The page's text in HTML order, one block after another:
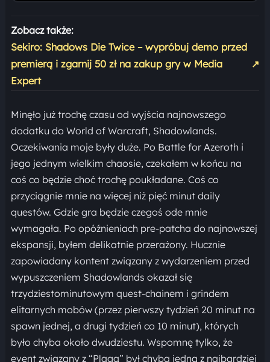
Zobacz także:
Sekiro: Shadows Die Twice – wypróbuj demo przed
premierą i zgarnij 50 zł na zakup gry w Media
Expert
↗
Minęło już trochę czasu od wyjścia najnowszego
dodatku do World of Warcraft, Shadowlands.
Oczekiwania moje były duże. Po Battle for Azeroth i
jego jednym wielkim chaosie, czekałem w końcu na
coś co będzie choć trochę poukładane. Coś co
przyciągnie mnie na więcej niż pięć minut daily
questów. Gdzie gra będzie czegoś ode mnie
wymagała. Po opóźnieniach pre-patcha do najnowszej
ekspansji, byłem delikatnie przerażony. Hucznie
zapowiadany kontent związany z wydarzeniem przed
wypuszczeniem Shadowlands okazał się
trzydziestominutowym quest-chainem i grindem
elitarnych mobów (przez pierwszy tydzień 20 minut na
spawn jednej, a drugi tydzień co 10 minut), których
było chyba około dwudziestu. Wspomnę tylko, że
event związany z “Plagą” był chyba jedną z najbardziej